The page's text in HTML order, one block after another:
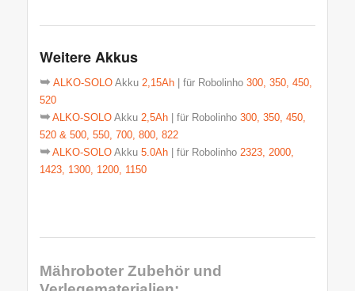
Weitere Akkus
➥ ALKO-SOLO Akku2,15Ah | für Robolinho300, 350, 450,
520
➥ ALKO-SOLO Akku2,5Ah| für Robolinho300, 350, 450,
520 & 500, 550, 700, 800, 822
➥ ALKO-SOLO Akku5.0Ah| für Robolinho2323, 2000,
1423, 1300, 1200, 1150
Mähroboter Zubehör und